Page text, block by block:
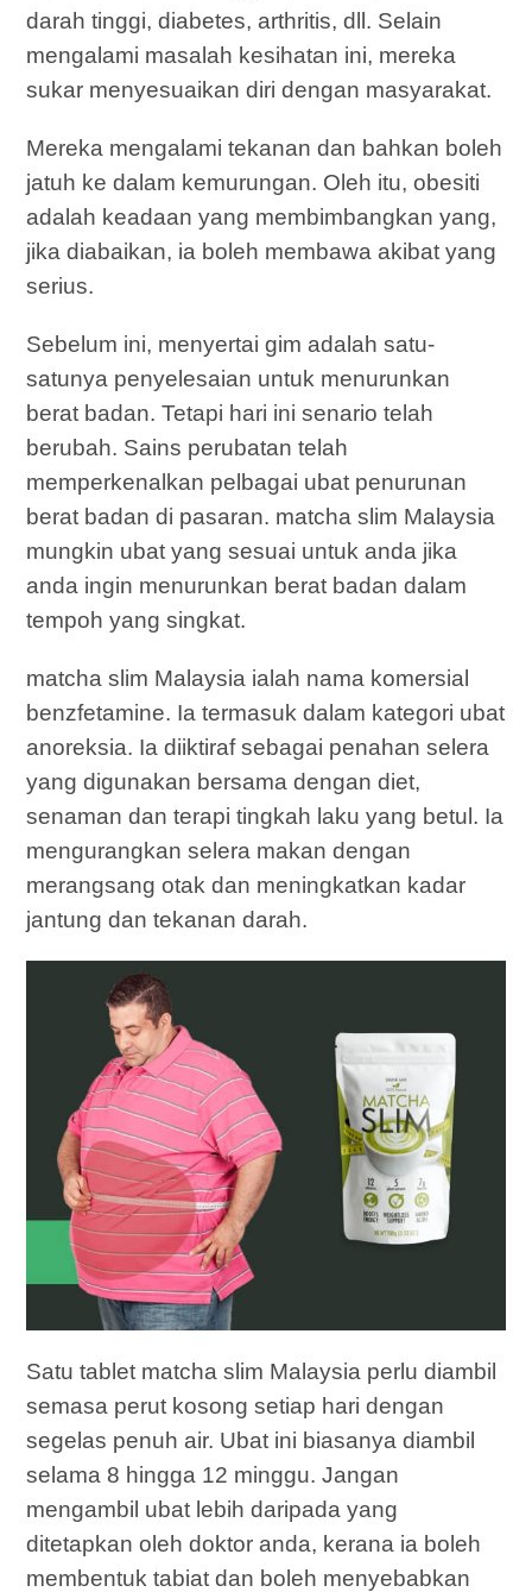
darah tinggi, diabetes, arthritis, dll. Selain
mengalami masalah kesihatan ini, mereka
sukar menyesuaikan diri dengan masyarakat.
Mereka mengalami tekanan dan bahkan boleh
jatuh ke dalam kemurungan. Oleh itu, obesiti
adalah keadaan yang membimbangkan yang,
jika diabaikan, ia boleh membawa akibat yang
serius.
Sebelum ini, menyertai gim adalah satu-
satunya penyelesaian untuk menurunkan
berat badan. Tetapi hari ini senario telah
berubah. Sains perubatan telah
memperkenalkan pelbagai ubat penurunan
berat badan di pasaran. matcha slim Malaysia
mungkin ubat yang sesuai untuk anda jika
anda ingin menurunkan berat badan dalam
tempoh yang singkat.
matcha slim Malaysia ialah nama komersial
benzfetamine. Ia termasuk dalam kategori ubat
anoreksia. Ia diiktiraf sebagai penahan selera
yang digunakan bersama dengan diet,
senaman dan terapi tingkah laku yang betul. Ia
mengurangkan selera makan dengan
merangsang otak dan meningkatkan kadar
jantung dan tekanan darah.
Satu tablet matcha slim Malaysia perlu diambil
semasa perut kosong setiap hari dengan
segelas penuh air. Ubat ini biasanya diambil
selama 8 hingga 12 minggu. Jangan
mengambil ubat lebih daripada yang
ditetapkan oleh doktor anda, kerana ia boleh
membentuk tabiat dan boleh menyebabkan